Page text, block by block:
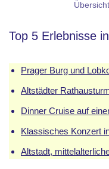
Top 5 Erlebnisse
Prager Burg und
Altstädter
Dinner Cruise auf
Klassisches Konzert
Altstadt,